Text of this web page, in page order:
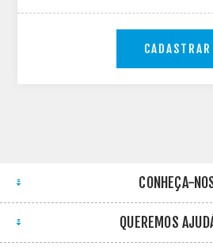
CADASTRAR
CONHEÇA-
QUEREMOS